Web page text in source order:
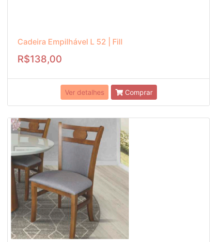
Cadeira Empilhável L 52 | Fill
R$138,00
Ver detalhes Comprar